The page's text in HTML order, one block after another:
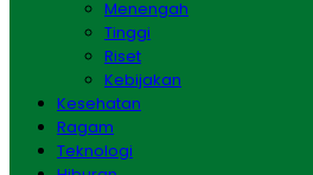
Menengah
Tinggi
Riset
Kebijakan
Kesehatan
Ragam
Teknologi